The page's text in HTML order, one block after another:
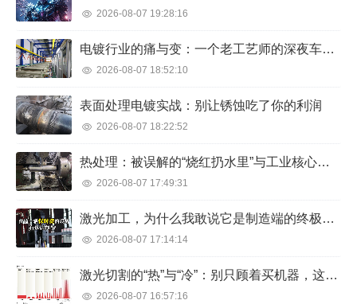
2026-08-07 19:28:16
电镀行业的痛与变：一个老工艺师的深夜车间笔记
2026-08-07 18:52:10
表面处理电镀实战：别让锈蚀吃了你的利润
2026-08-07 18:22:52
热处理：被误解的“烧红扔水里”与工业核心秘密
2026-08-07 17:49:31
激光加工，为什么我敢说它是制造端的终极武器？
2026-08-07 17:14:14
激光切割的“热”与“冷”：别只顾着买机器，这些坑你踩过几个？
2026-08-07 16:57:16